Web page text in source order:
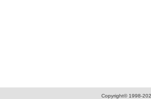
Copyright© 1998-